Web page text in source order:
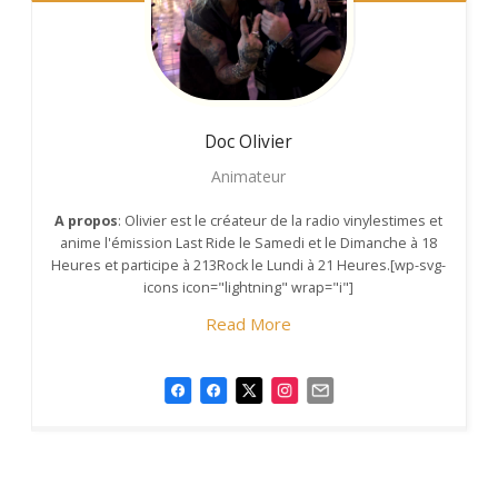
Doc Olivier
Animateur
A propos: Olivier est le créateur de la radio vinylestimes et
anime l'émission Last Ride le Samedi et le Dimanche à 18
Heures et participe à 213Rock le Lundi à 21 Heures.[wp-svg-
icons icon="lightning" wrap="i"]
Read More